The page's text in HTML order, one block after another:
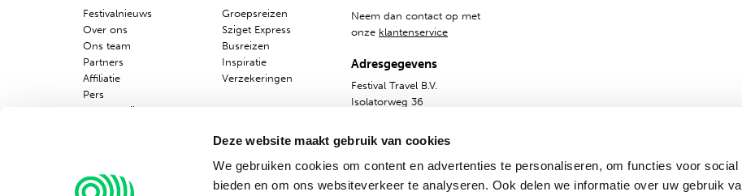
Deze website maakt gebruik van cookies
We gebruiken cookies om content en advertenties te personaliseren, om functies voor social
bieden en om ons websiteverkeer te analyseren. Ook delen we informatie over uw gebruik
Festivalnieuws
Over ons
Ons team
Partners
Affiliatie
Pers
Werken bij
Groepsreizen
Sziget Express
Busreizen
Inspiratie
Verzekeringen
Neem dan contact op met
onze klantenservice
Adresgegevens
Festival Travel B.V.
Isolatorweg 36